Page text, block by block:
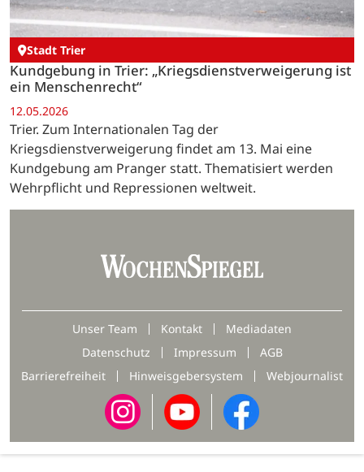
Stadt Trier
Kundgebung in Trier: „Kriegsdienstverweigerung ist
ein Menschenrecht“
12.05.2026
Trier. Zum Internationalen Tag der
Kriegsdienstverweigerung findet am 13. Mai eine
Kundgebung am Pranger statt. Thematisiert werden
Wehrpflicht und Repressionen weltweit.
Unser Team Kontakt
Mediadaten
Datenschutz
Impressum
AGB
Barrierefreiheit
Hinweisgebersystem Webjournalist